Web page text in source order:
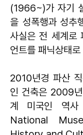
(1966~)가 자기
을 성폭행과 성추
사실은 전 세계로
언트를 패닉상태
2010년경 파산
인 건축은 2009
계 미국인 역
National